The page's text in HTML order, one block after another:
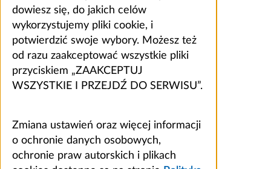
dowiesz się, do jakich celów
wykorzystujemy pliki cookie, i
potwierdzić swoje wybory. Możesz też
od razu zaakceptować wszystkie pliki
przyciskiem „ZAAKCEPTUJ
WSZYSTKIE I PRZEJDŹ DO SERWISU”.
Zmiana ustawień oraz więcej informacji
o ochronie danych osobowych,
ochronie praw autorskich i plikach